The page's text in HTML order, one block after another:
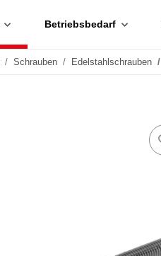
Betriebsbedarf
Schrauben Edelstahlschrauben